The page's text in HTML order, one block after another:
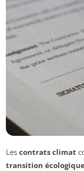
Les contrats climat
transition